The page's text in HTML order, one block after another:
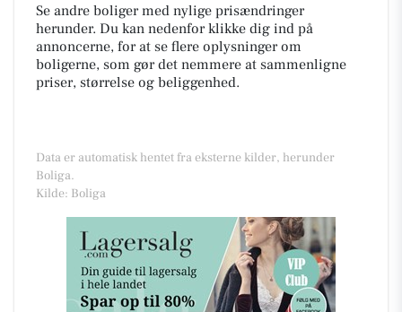
Se andre boliger med nylige prisændringer
herunder. Du kan nedenfor klikke dig ind på
annoncerne, for at se flere oplysninger om
boligerne, som gør det nemmere at sammenligne
priser, størrelse og beliggenhed.
Data er automatisk hentet fra eksterne kilder, herunder
Boliga.
Kilde: Boliga